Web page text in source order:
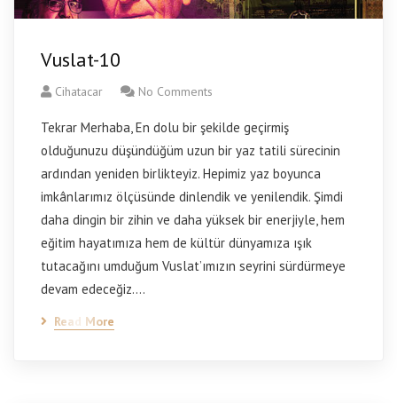
Vuslat-10
Cihatacar No Comments
Tekrar Merhaba, En dolu bir şekilde geçirmiş
olduğunuzu düşündüğüm uzun bir yaz tatili sürecinin
ardından yeniden birlikteyiz. Hepimiz yaz boyunca
imkânlarımız ölçüsünde dinlendik ve yenilendik. Şimdi
daha dingin bir zihin ve daha yüksek bir enerjiyle, hem
eğitim hayatımıza hem de kültür dünyamıza ışık
tutacağını umduğum Vuslat’ımızın seyrini sürdürmeye
devam edeceğiz.…
Read More